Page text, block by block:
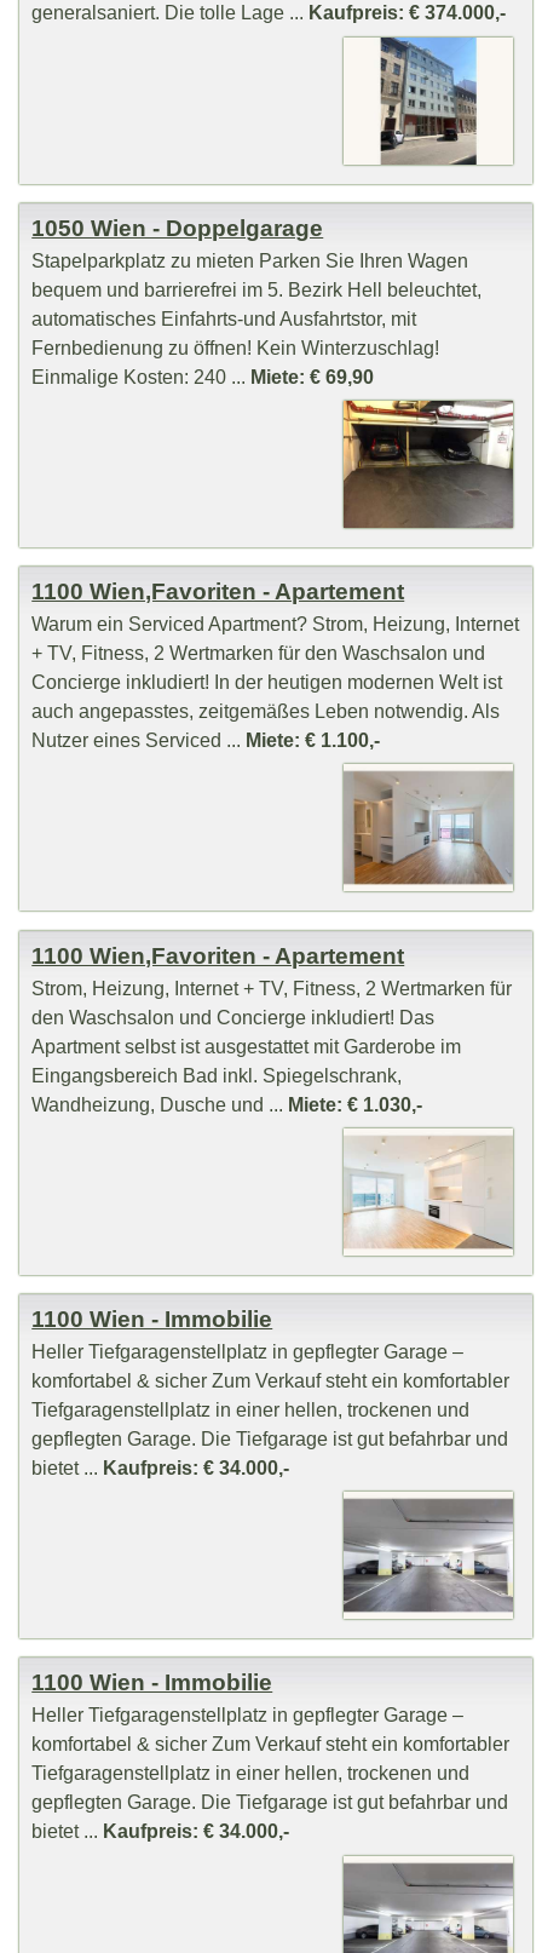
generalsaniert. Die tolle Lage ... Kaufpreis: € 374.000,-
1050 Wien - Doppelgarage
Stapelparkplatz zu mieten Parken Sie Ihren Wagen
bequem und barrierefrei im 5. Bezirk Hell beleuchtet,
automatisches Einfahrts-und Ausfahrtstor, mit
Fernbedienung zu öffnen! Kein Winterzuschlag!
Einmalige Kosten: 240 ... Miete: € 69,90
1100 Wien,Favoriten - Apartement
Warum ein Serviced Apartment? Strom, Heizung, Internet
+ TV, Fitness, 2 Wertmarken für den Waschsalon und
Concierge inkludiert! In der heutigen modernen Welt ist
auch angepasstes, zeitgemäßes Leben notwendig. Als
Nutzer eines Serviced ... Miete: € 1.100,-
1100 Wien,Favoriten - Apartement
Strom, Heizung, Internet + TV, Fitness, 2 Wertmarken für
den Waschsalon und Concierge inkludiert! Das
Apartment selbst ist ausgestattet mit Garderobe im
Eingangsbereich Bad inkl. Spiegelschrank,
Wandheizung, Dusche und ... Miete: € 1.030,-
1100 Wien - Immobilie
Heller Tiefgaragenstellplatz in gepflegter Garage –
komfortabel & sicher Zum Verkauf steht ein komfortabler
Tiefgaragenstellplatz in einer hellen, trockenen und
gepflegten Garage. Die Tiefgarage ist gut befahrbar und
bietet ... Kaufpreis: € 34.000,-
1100 Wien - Immobilie
Heller Tiefgaragenstellplatz in gepflegter Garage –
komfortabel & sicher Zum Verkauf steht ein komfortabler
Tiefgaragenstellplatz in einer hellen, trockenen und
gepflegten Garage. Die Tiefgarage ist gut befahrbar und
bietet ... Kaufpreis: € 34.000,-